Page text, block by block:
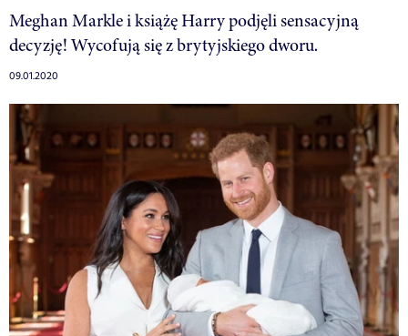
Meghan Markle i książę Harry podjęli sensacyjną
decyzję! Wycofują się z brytyjskiego dworu.
09.01.2020